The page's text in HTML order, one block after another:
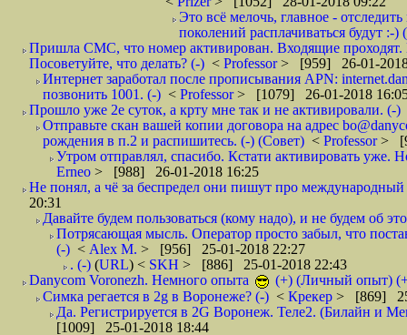
Это всё мелочь, главное -
поколений расплачиваться будут :-)
Пришла СМС, что номер активирован. Входящие проходят.
Посоветуйте, что делать? (-) < Professor> [959] 26-01-
Интернет заработал после прописывания APN:
позвонить 1001. (-) < Professor> [1079] 26-01-2018
Прошло уже 2е суток, а крту мне так и не активировали. (-)
Отправьте скан вашей копии договора на адрес
рождения в п.2 и распишитесь. (-) (Совет) < Professor>
Утром отправлял, спасибо. Кстати активировать уже.
Erneo > [988] 26-01-2018 16:25
Не понял, а чё за беспредел они пишут про
20:31
Давайте будем пользоваться (кому надо), и не будем об
Потрясающая мысль. Оператор просто забыл, что
(-) < Alex M. > [956] 25-01-2018 22:27
. (-) (URL) < SKH > [886] 25-01-2018 22:43
Danycom Voronezh. Немного опыта
(+) (Личный опыт)
Симка регается в 2g в Воронеже? (-) < Крекер > [869]
Да. Регистрируется в 2G Воронеж. Теле2. (Билайн и
[1009] 25-01-2018 18:44